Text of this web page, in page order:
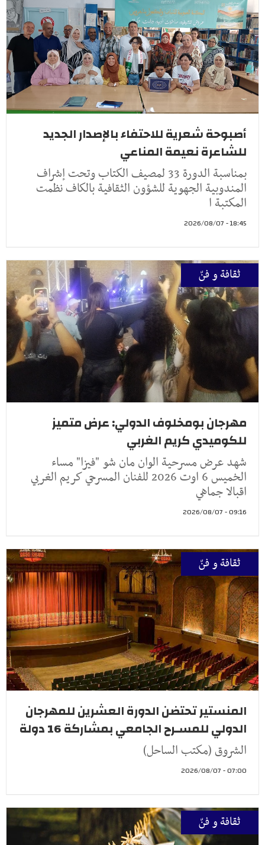
أصبوحة شعرية للاحتفاء بالإصدار الجديد
للشاعرة نعيمة المناعي
بمناسبة الدورة 33 لمصيف الكتاب وتحت إشراف
المندوبية الجهوية للشؤون الثقافية بالكاف نظمت
المكتبة ا
18:45 - 2026/08/07
ثقافة و فنّ
مهرجان بومخلوف الدولي: عرض متميز
للكوميدي كريم الغربي
شهد عرض مسرحية الوان مان شو "فيزا" مساء
الخميس 6 اوت 2026 للفنان المسرحي كريم الغربي
اقبالا جماهي
09:16 - 2026/08/07
ثقافة و فنّ
المنستير تحتضن الدورة العشرين للمهرجان
الدولي للمسـرح الجامعي بمشاركة 16 دولة
الشروق (مكتب الساحل)
07:00 - 2026/08/07
ثقافة و فنّ